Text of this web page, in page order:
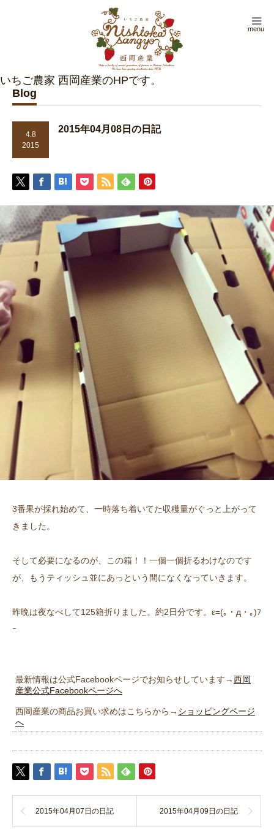
menu
Blog
4.8
2015
2015年04月08日の日記
3番果が採れ始めて、一時落ち着いてた収穫量がぐっと上がって
きました。
そして必要になるのが、この箱！！一個一個折るわけなのです
が、もうティッシュ並にあっという間になくなっていきます。
昨晩は夜なべして125箱折りました。約2日分です。ε=(｡・д・｡)ﾌ
ｰ
最新情報は公式Facebookページでお知らせしています→西岡
産業公式Facebookページへ
西岡産業の商品お買い求めはこちらから→ ショッピングページ
へ
2015年04月07日の日記 2015年04月09日の日記